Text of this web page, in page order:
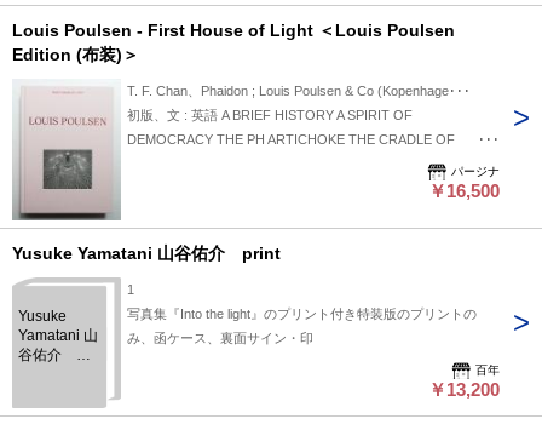
Louis Poulsen - First House of Light ＜Louis Poulsen
Edition (布装)＞
T. F. Chan、Phaidon ; Louis Poulsen & Co (Kopenhage･･･
初版、文 : 英語 A BRIEF HISTORY A SPIRIT OF
DEMOCRACY THE PH ARTICHOKE THE CRADLE OF
MODERNISM CRAFT AND TECHNOLOGY INTO THE
パージナ
￥16,500
Yusuke Yamatani 山谷佑介 print
Yusuke
Yamatani 山
谷佑介
1
写真集『Into the light』のプリント付き特装版のプリントの
み、函ケース、裏面サイン・印
百年
￥13,200